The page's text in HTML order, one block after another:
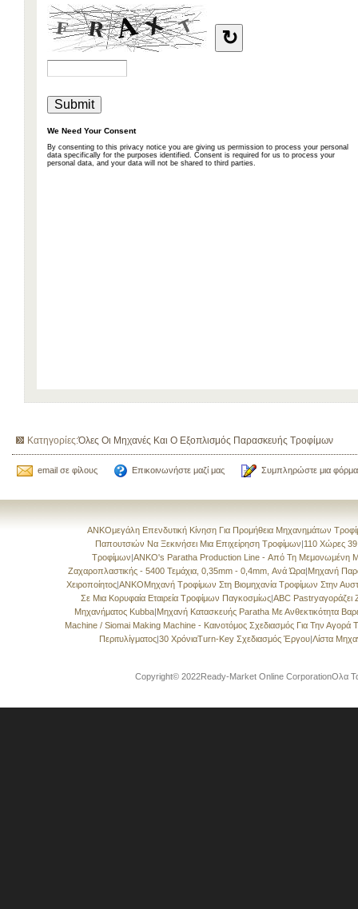
Κατηγορίες:Όλες Οι Μηχανές Και Ο Εξοπλισμός Παρασκευής Τροφίμων
email σε φίλους Επικοινωνήστε μαζί μας Συμπληρώστε μια
ANKOμεγάλη Επενδυτική Κίνηση Για Προμήθεια Μηχανημάτων
Παπουτσιών Να Ξεκινήσει Μια Επιχείρηση Τροφίμων|110 Χώρες
Τροφίμων|ANKO's Paratha Production Line - Από Τη Μεμονωμένη
Ζαχαροπλαστικής - 5400 Τεμάχια, 0,35mm - 0,4mm, Ανά Ώρα|Μηχανή
Χειροποίητος|ANKOΜηχανή Τροφίμων Στη Βιομηχανία Τροφίμων Στην
Σε Μια Κορυφαία Εταιρεία Τροφίμων Παγκοσμίως|ABC Pastryαγοράζει
Μηχανήματος Kubba|Μηχανή Κατασκευής Paratha Με Ανθεκτικότητα
Machine / Siomai Making Machine - Καινοτόμος Σχεδιασμός Για Την Αγορά
Περιτυλίγματος|30 ΧρόνιαTurn-Key Σχεδιασμός Έργου|Λίστα
Copyright© 2022Ready-Market Online CorporationΟλα Τα